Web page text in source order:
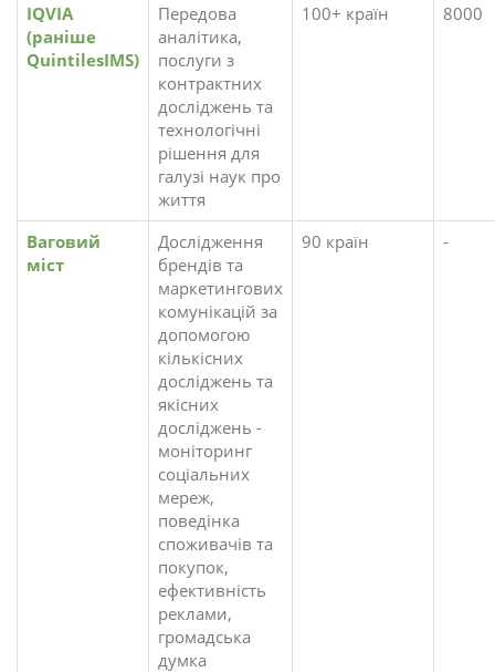
IQVIA
(раніше
QuintilesIMS)
Передова
аналітика,
послуги з
контрактних
досліджень та
технологічні
рішення для
галузі наук про
життя
100+ країн 8000
Ваговий
міст
Дослідження
брендів та
маркетингових
комунікацій за
допомогою
кількісних
досліджень та
якісних
досліджень -
моніторинг
соціальних
мереж,
поведінка
споживачів та
покупок,
ефективність
реклами,
громадська
думка
90 країн -